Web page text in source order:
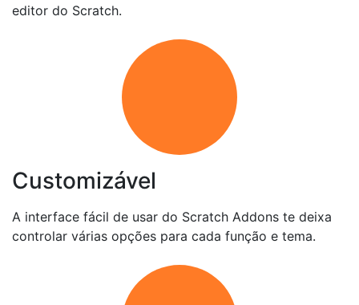
editor do Scratch.
Customizável
A interface fácil de usar do Scratch Addons te deixa
controlar várias opções para cada função e tema.